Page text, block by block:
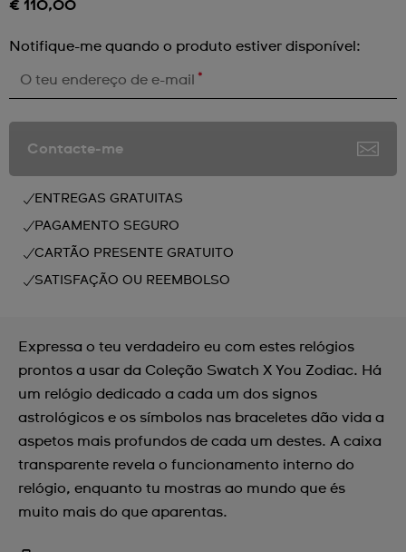
€ 110,00
Notifique-me quando o produto estiver disponível:
O teu endereço de e-mail *
Contacte-me
ENTREGAS GRATUITAS
PAGAMENTO SEGURO
CARTÃO PRESENTE GRATUITO
SATISFAÇÃO OU REEMBOLSO
Expressa o teu verdadeiro eu com estes relógios
prontos a usar da Coleção Swatch X You Zodiac. Há
um relógio dedicado a cada um dos signos
astrológicos e os símbolos nas braceletes dão vida a
aspetos mais profundos de cada um destes. A caixa
transparente revela o funcionamento interno do
relógio, enquanto tu mostras ao mundo que és
muito mais do que aparentas.